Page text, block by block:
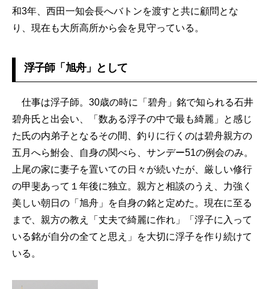
和3年、西田一知会長へバトンを渡すと共に顧問とな
り、現在も大所高所から会を見守っている。
浮子師「旭舟」として
仕事は浮子師。30歳の時に「碧舟」銘で知られる石井
碧舟氏と出会い、「数ある浮子の中で最も綺麗」と感じ
た氏の内弟子となるその間、釣りに行くのは碧舟親方の
五月へら鮒会、自身の関べら、サンデー51の例会のみ。
上尾の家に妻子を置いての日々が続いたが、厳しい修行
の甲斐あって１年後に独立。親方と相談のうえ、力強く
美しい朝日の「旭舟」を自身の銘と定めた。現在に至る
まで、親方の教え「丈夫で綺麗に作れ」「浮子に入って
いる銘が自分の全てと思え」を大切に浮子を作り続けて
いる。